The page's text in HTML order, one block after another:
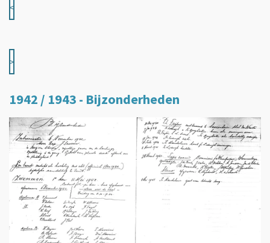
<
>
1942 / 1943 - Bijzonderheden